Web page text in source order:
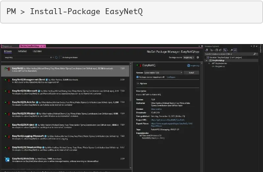
Install-Package EasyNetQ